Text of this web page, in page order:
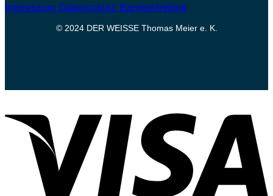
Impressum Datenschutz Barrierefreiheit
© 2024 DER WEISSE Thomas Meier e. K.